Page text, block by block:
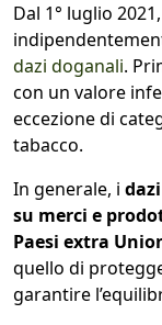
Dal 1° luglio
dazi doganali.
con un valore
eccezione di
tabacco.
In generale, i
su merci e
Paesi extra
quello di
garantire